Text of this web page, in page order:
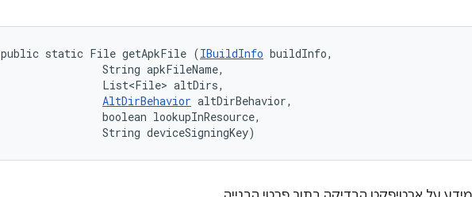
public static File getApkFile (IBuildInfo buildInfo,
                String apkFileName,
                List<File> altDirs,
AltDirBehavior altDirBehavior,
                boolean lookupInResource,
                String deviceSigningKey)